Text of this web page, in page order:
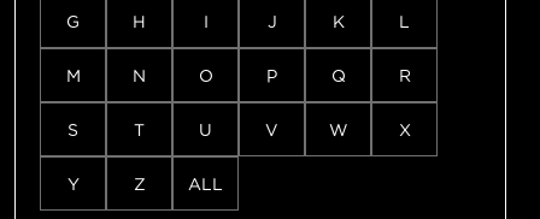
G H I J K L
M N O P Q R
S T U V W X
Y Z ALL